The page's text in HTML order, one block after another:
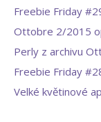
Freebie Friday
Ottobre 2/2015
Perly z archivu
Freebie Friday
Velké květinové